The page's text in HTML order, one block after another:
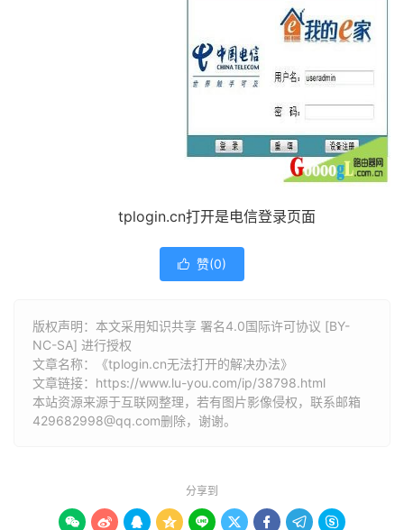
tplogin.cn打开是电信登录页面
 赞(0)
版权声明：本文采用知识共享 署名4.0国际许可协议 [BY-
NC-SA] 进行授权
文章名称：《tplogin.cn无法打开的解决办法》
文章链接： https://www.lu-you.com/ip/38798.html
本站资源来源于互联网整理，若有图片影像侵权，联系邮箱
429682998@qq.com删除，谢谢。
分享到
        